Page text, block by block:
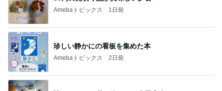
パン教室で娘と同じ症状で途中離脱